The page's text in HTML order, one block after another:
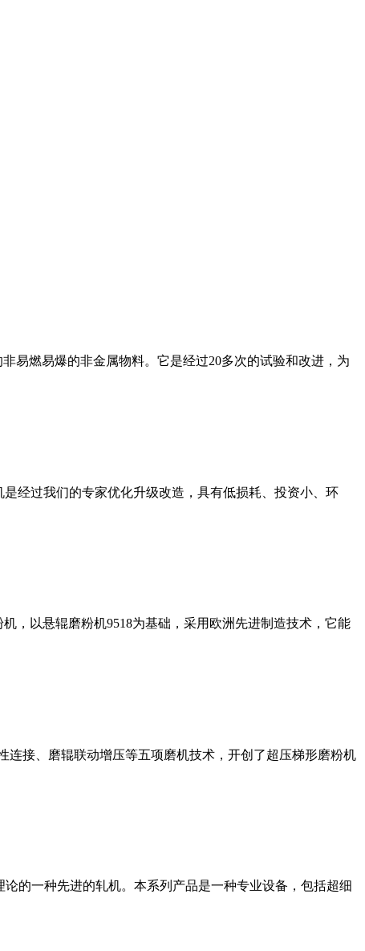
易燃易爆的非金属物料。它是经过20多次的试验和改进，为
经过我们的专家优化升级改造，具有低损耗、投资小、环
，以悬辊磨粉机9518为基础，采用欧洲先进制造技术，它能
接、磨辊联动增压等五项磨机技术，开创了超压梯形磨粉机
的一种先进的轧机。本系列产品是一种专业设备，包括超细